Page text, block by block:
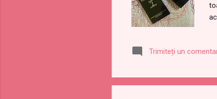
Trimiteți un